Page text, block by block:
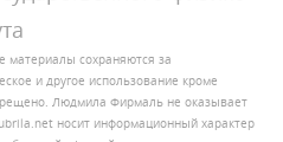
материалы сохраняются за
и другое использование кроме
Людмила Фирмаль не оказывает
носит информационный характер